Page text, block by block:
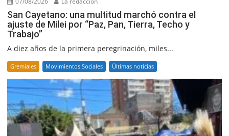
San Cayetano: una multitud marchó contra el
ajuste de Milei por “Paz, Pan, Tierra, Techo y
Trabajo”
A diez años de la primera peregrinación, miles...
Gremiales Movimientos Sociales Últimas noticias